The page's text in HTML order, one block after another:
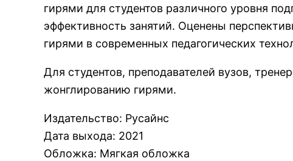
гирями для студентов различного уровня
эффективность занятий. Оценены
гирями в современных педагогических
Для студентов, преподавателей вузов,
жонглированию гирями.
Издательство: Русайнс
Дата выхода: 2021
Обложка: Мягкая обложка